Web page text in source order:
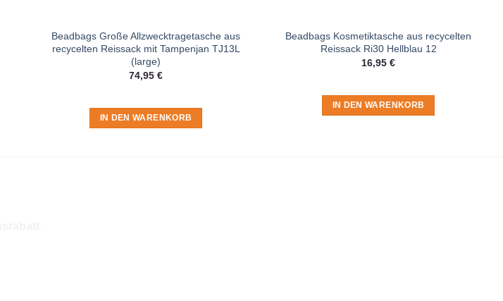
Beadbags Große Allzwecktragetasche aus
recycelten Reissack mit Tampenjan TJ13L
(large)
74,95 €
IN DEN WARENKORB
Beadbags Kosmetiktasche aus recycelten
Reissack Ri30 Hellblau 12
16,95 €
IN DEN WARENKORB